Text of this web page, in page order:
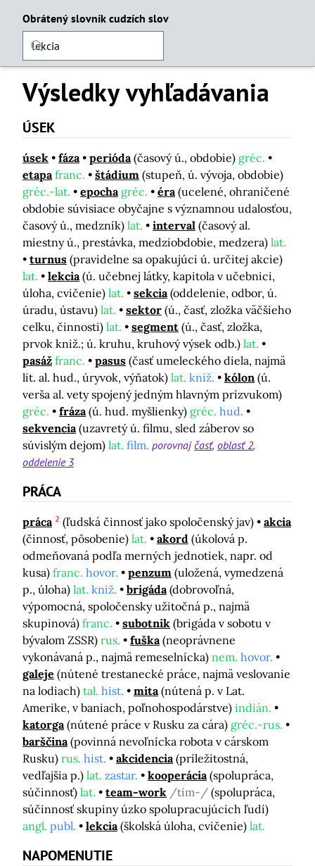
Obrátený slovník cudzích slov
Výsledky vyhľadávania
ÚSEK
úsek fáza perióda (časový ú., obdobie) gréc.
etapa franc. štádium (stupeň, ú. vývoja, obdobie)
gréc.-lat.
epocha gréc. éra (ucelené, ohraničené
obdobie súvisiace obyčajne s významnou udalosťou,
časový ú., medzník) lat. interval (časový al.
miestny ú., prestávka, medziobdobie, medzera) lat.
turnus (pravidelne sa opakujúci ú. určitej akcie)
lat.
lekcia (ú. učebnej látky, kapitola v učebnici,
úloha, cvičenie) lat. sekcia (oddelenie, odbor, ú.
úradu, ústavu) lat. sektor (ú., časť, zložka väčšieho
celku, činnosti) lat. segment (ú., časť, zložka,
prvok kniž.; ú. kruhu, kruhový výsek odb.) lat.
pasáž franc. pasus (časť umeleckého diela, najmä
lit. al. hud., úryvok, výňatok) lat. kniž. kólon (ú.
verša al. vety spojený jedným hlavným prízvukom)
gréc.
fráza (ú. hud. myšlienky) gréc. hud.
sekvencia (uzavretý ú. filmu, sled záberov so
súvislým dejom) lat. film. porovnajčasť oblasť 2
oddelenie 3
PRÁCA
práca 2 (ľudská činnosť jako spoločenský jav)
akcia
(činnosť, pôsobenie) lat. akord (úkolová p.
odmeňovaná podľa merných jednotiek, napr. od
kusa) franc. hovor. penzum (uložená, vymedzená
p., úloha) lat. kniž. brigáda (dobrovoľná,
výpomocná, spoločensky užitočná p., najmä
skupinová) franc. subotnik (brigáda v sobotu v
bývalom ZSSR) rus. fuška (neoprávnene
vykonávaná p., najmä remeselnícka) nem. hovor.
galeje (nútené trestanecké práce, najmä veslovanie
na lodiach) tal. hist. mita (nútená p. v Lat.
Amerike, v baniach, poľnohospodárstve) indián.
katorga (nútené práce v Rusku za cára) gréc.-rus.
barščina (povinná nevoľnícka robota v cárskom
Rusku) rus. hist. akcidencia (príležitostná,
vedľajšia p.) lat. zastar. kooperácia (spolupráca,
súčinnosť) lat. team-work /tím-/ (spolupráca,
súčinnosť skupiny úzko spolupracujúcich ľudí)
angl. publ. lekcia (školská úloha, cvičenie) lat.
NAPOMENUTIE